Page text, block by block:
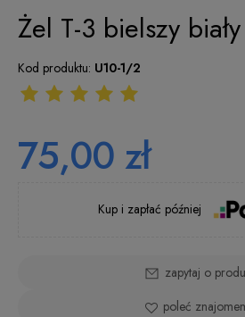
Żel T-3 bielszy
Kod produktu: U10-1/2
75,00 zł
Kup i zapłać później
zapytaj o
poleć